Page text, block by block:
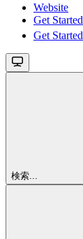
Website
Get Started
Get Started
検索...